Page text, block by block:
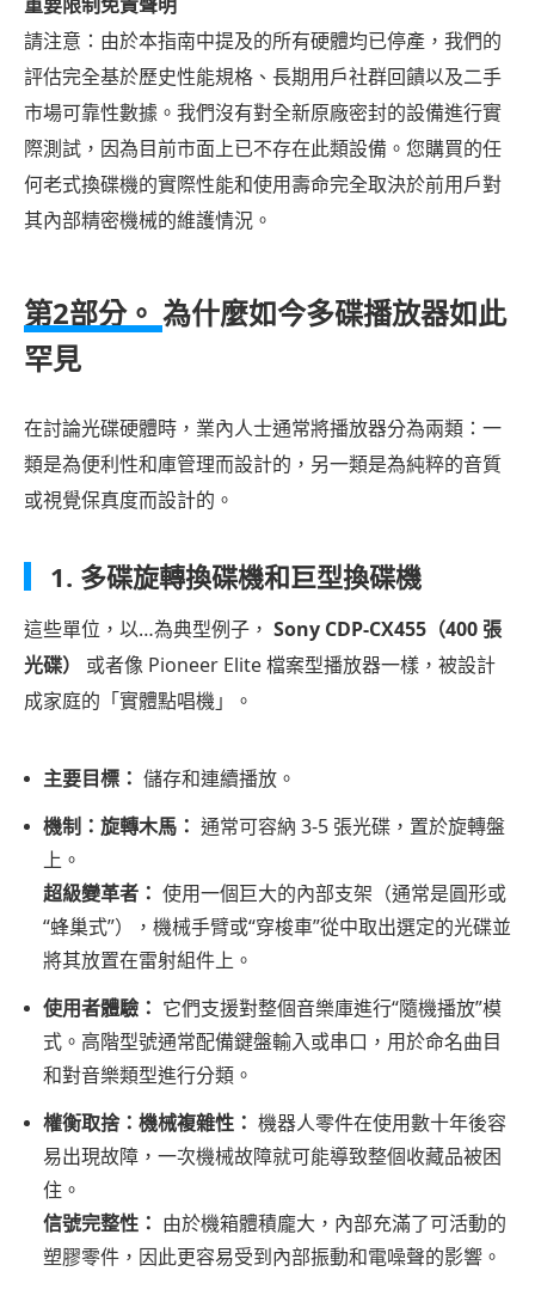
器
第
四
部
分：
關
於
變
剛
之
死》
外
信
息
第
部
分：
硬
超
級
轉
換
器
與
位
NAS
簡
版
請注意：由於本指南中提及的所有硬體均已停產，我們的
評估完全基於歷史性能規格、長期用戶社群回饋以及二手
市場可靠性數據。我們沒有對全新原廠密封的設備進行實
際測試，因為目前市面上已不存在此類設備。您購買的任
何老式換碟機的實際性能和使用壽命完全取決於前用戶對
其內部精密機械的維護情況。
第2部分。 為什麼如今多碟播放器如此
罕見
在討論光碟硬體時，業內人士通常將播放器分為兩類：一
類是為便利性和庫管理而設計的，另一類是為純粹的音質
或視覺保真度而設計的。
1. 多碟旋轉換碟機和巨型換碟機
這些單位，以…為典型例子， Sony CDP-CX455（400 張
光碟）
或者像 Pioneer Elite 檔案型播放器一樣，被設計
成家庭的「實體點唱機」。
主要目標： 儲存和連續播放。
機制：旋轉木馬： 通常可容納 3-5 張光碟，置於旋轉盤
上。
超級變革者： 使用一個巨大的內部支架（通常是圓形或
“蜂巢式”），機械手臂或“穿梭車”從中取出選定的光碟並
將其放置在雷射組件上。
使用者體驗： 它們支援對整個音樂庫進行“隨機播放”模
式。高階型號通常配備鍵盤輸入或串口，用於命名曲目
和對音樂類型進行分類。
權衡取捨：機械複雜性： 機器人零件在使用數十年後容
易出現故障，一次機械故障就可能導致整個收藏品被困
住。
信號完整性： 由於機箱體積龐大，內部充滿了可活動的
塑膠零件，因此更容易受到內部振動和電噪聲的影響。